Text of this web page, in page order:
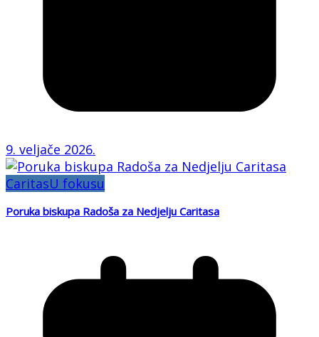
9. veljače 2026.
CaritasU fokusu
Poruka biskupa Radoša za Nedjelju Caritasa